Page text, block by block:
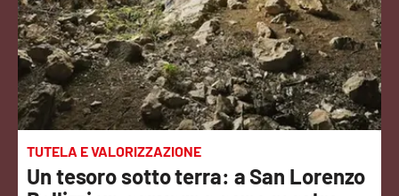
Sanità
Sport
Cultura
Podcast
TUTELA E VALORIZZAZIONE
Un tesoro sotto terra: a San Lorenzo